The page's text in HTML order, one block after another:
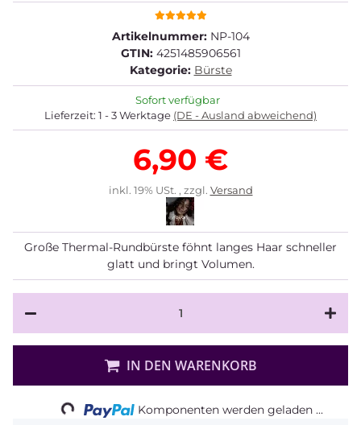
Artikelnummer: NP-104
GTIN: 4251485906561
Kategorie: Bürste
Sofort verfügbar
Lieferzeit: 1 - 3 Werktage (DE - Ausland abweichend)
6,90 €
inkl. 19% USt. , zzgl. Versand
Große Thermal-Rundbürste föhnt langes Haar schneller
glatt und bringt Volumen.
IN DEN WARENKORB
Loading... Komponenten werden geladen ...